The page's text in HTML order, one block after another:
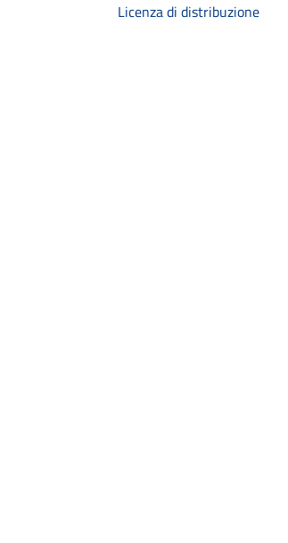
Licenza di distribuzione